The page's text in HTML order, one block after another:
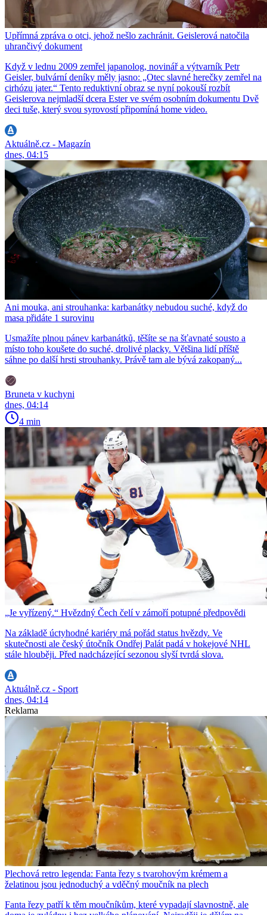
Upřímná zpráva o otci, jehož nešlo zachránit. Geislerová natočila
uhrančivý dokument
Když v lednu 2009 zemřel japanolog, novinář a výtvarník Petr
Geisler, bulvární deníky měly jasno: „Otec slavné herečky zemřel na
cirhózu jater.“ Tento reduktivní obraz se nyní pokouší rozbít
Geislerova nejmladší dcera Ester ve svém osobním dokumentu Dvě
deci tuše, který svou syrovostí připomíná home video.
Aktuálně.cz - Magazín
dnes, 04:15
Ani mouka, ani strouhanka: karbanátky nebudou suché, když do
masa přidáte 1 surovinu
Usmažíte plnou pánev karbanátků, těšíte se na šťavnaté sousto a
místo toho koušete do suché, drolivé placky. Většina lidí příště
sáhne po další hrsti strouhanky. Právě tam ale bývá zakopaný...
Bruneta v kuchyni
dnes, 04:14
4 min
„Je vyřízený.“ Hvězdný Čech čelí v zámoří potupné předpovědi
Na základě úctyhodné kariéry má pořád status hvězdy. Ve
skutečnosti ale český útočník Ondřej Palát padá v hokejové NHL
stále hlouběji. Před nadcházející sezonou slyší tvrdá slova.
Aktuálně.cz - Sport
dnes, 04:14
Reklama
Plechová retro legenda: Fanta řezy s tvarohovým krémem a
želatinou jsou jednoduchý a vděčný moučník na plech
Fanta řezy patří k těm moučníkům, které vypadají slavnostně, ale